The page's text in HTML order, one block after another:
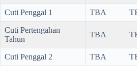
Cuti Penggal 1 TBA
Cuti Pertengahan
Tahun
TBA
Cuti Penggal 2 TBA